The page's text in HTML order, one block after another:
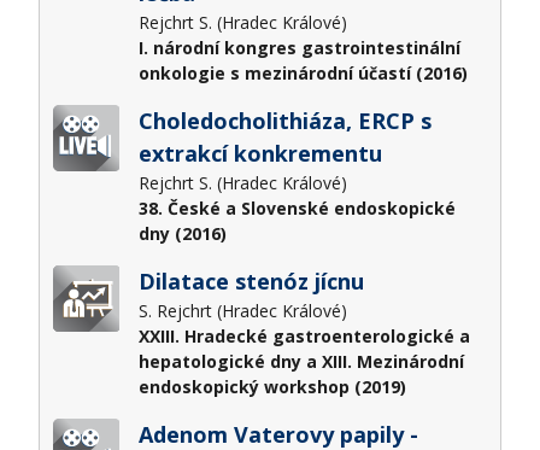
Rejchrt S. (Hradec Králové)
I. národní kongres gastrointestinální
onkologie s mezinárodní účastí (2016)
Choledocholithiáza, ERCP s
extrakcí konkrementu
Rejchrt S. (Hradec Králové)
38. České a Slovenské endoskopické
dny (2016)
Dilatace stenóz jícnu
S. Rejchrt (Hradec Králové)
XXIII. Hradecké gastroenterologické a
hepatologické dny a XIII. Mezinárodní
endoskopický workshop (2019)
Adenom Vaterovy papily -